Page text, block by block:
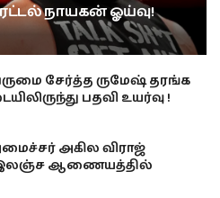
நாயகன் ஓய்வு!
சேர்த்த ருமேஷ் தரங்க
பதவி உயர்வு !
அகில விராஜ்
இலஞ்ச ஆணையத்தில்